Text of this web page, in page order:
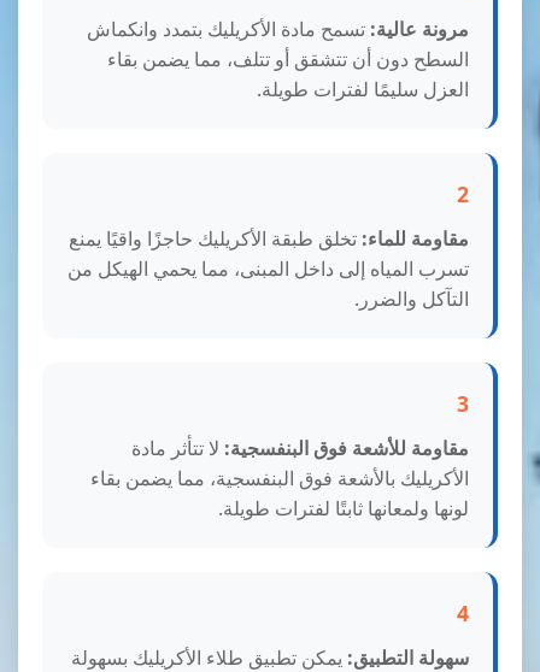
مرونة عالية: تسمح مادة الأكريليك بتمدد وانكماش
السطح دون أن تتشقق أو تتلف، مما يضمن بقاء
العزل سليمًا لفترات طويلة.
2
مقاومة للماء: تخلق طبقة الأكريليك حاجزًا واقيًا يمنع
تسرب المياه إلى داخل المبنى، مما يحمي الهيكل من
التآكل والضرر.
3
مقاومة للأشعة فوق البنفسجية: لا تتأثر مادة
الأكريليك بالأشعة فوق البنفسجية، مما يضمن بقاء
لونها ولمعانها ثابتًا لفترات طويلة.
4
سهولة التطبيق: يمكن تطبيق طلاء الأكريليك بسهولة